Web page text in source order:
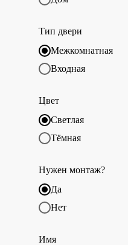
Тип двери
Межкомнатная
Входная
Цвет
Светлая
Тёмная
Нужен монтаж?
Да
Нет
Имя